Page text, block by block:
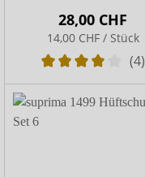
28,00 CHF
14,00 CHF / Stück
(4)